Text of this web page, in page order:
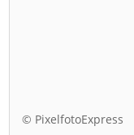
© PixelfotoExpress